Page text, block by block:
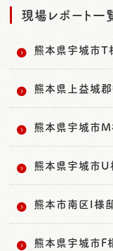
現場レポート一
熊本県宇城市T
熊本県上益城
熊本県宇城市M
熊本県宇城市U
熊本市南区I様
熊本県宇城市F